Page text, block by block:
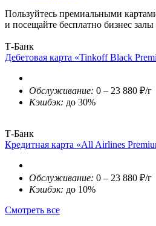
Пользуйтесь премиальными
и посещайте бесплатно бизнес залы
Т-Банк
Дебетовая карта «Tinkoff Black
Обслуживание: 0 – 23 880 ₽/г
Кэшбэк: до 30%
Т-Банк
Кредитная карта «All Airlines
Обслуживание: 0 – 23 880 ₽/г
Кэшбэк: до 10%
Смотреть все